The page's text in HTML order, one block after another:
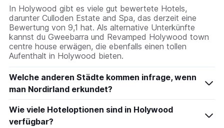
In Holywood gibt es viele gut bewertete Hotels,
darunter Culloden Estate and Spa, das derzeit eine
Bewertung von 9,1 hat. Als alternative Unterkünfte
kannst du Gweebarra und Revamped Holywood town
centre house erwägen, die ebenfalls einen tollen
Aufenthalt in Holywood bieten.
Welche anderen Städte kommen infrage, wenn
man Nordirland erkundet?
Wie viele Hoteloptionen sind in Holywood
verfügbar?